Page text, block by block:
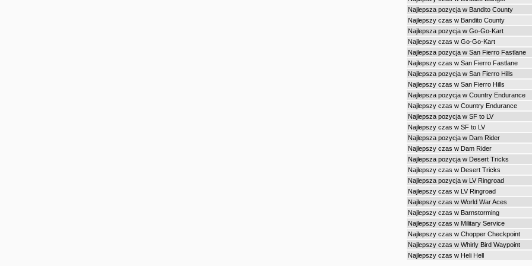
Najlepsza pozycja w Bandito County
Najlepszy czas w Bandito County
Najlepsza pozycja w Go-Go-Kart
Najlepszy czas w Go-Go-Kart
Najlepsza pozycja w San Fierro Fastlane
Najlepszy czas w San Fierro Fastlane
Najlepsza pozycja w San Fierro Hills
Najlepszy czas w San Fierro Hills
Najlepsza pozycja w Country Endurance
Najlepszy czas w Country Endurance
Najlepsza pozycja w SF to LV
Najlepszy czas w SF to LV
Najlepsza pozycja w Dam Rider
Najlepszy czas w Dam Rider
Najlepsza pozycja w Desert Tricks
Najlepszy czas w Desert Tricks
Najlepsza pozycja w LV Ringroad
Najlepszy czas w LV Ringroad
Najlepszy czas w World War Aces
Najlepszy czas w Barnstorming
Najlepszy czas w Military Service
Najlepszy czas w Chopper Checkpoint
Najlepszy czas w Whirly Bird Waypoint
Najlepszy czas w Heli Hell